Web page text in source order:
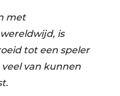
met
is
tot een speler
van kunnen